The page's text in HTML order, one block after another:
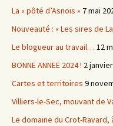
La « pôté d’Asnois » 7 mai
Nouveauté : « Les sires de
Le blogueur au travail… 12
BONNE ANNEE 2024 ! 2
Cartes et territoires 9
Villiers-le-Sec, mouvant de
Le domaine du Crot-Ravard,